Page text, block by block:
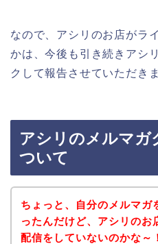
なので、アシリのお店がラ
かは、今後も引き続きアシ
クして報告させていただき
アシリのメルマガ
ついて
ちょっと、自分のメルマガ
ったんだけど、アシリのお
配信をしていないのかな～